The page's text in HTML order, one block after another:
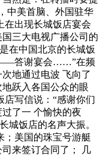
中美首脑、外国驻华
在出现长城饭店宴会
三大电视广播公司的
在中国北京的长城饭
——答谢宴会……”在频
地通过电波 飞向了
跃入各国公众的眼
店写信说：“感谢你们
了一 个愉快的夜
城饭店的名声大振。
；美国的珠宝号游艇
来签订合同了； 几